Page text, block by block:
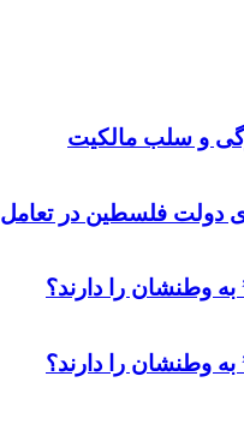
و سلب مالكيت
دولت فلسطین در تعامل
وطنشان‌ را دارند؟
وطنشان‌ را دارند؟